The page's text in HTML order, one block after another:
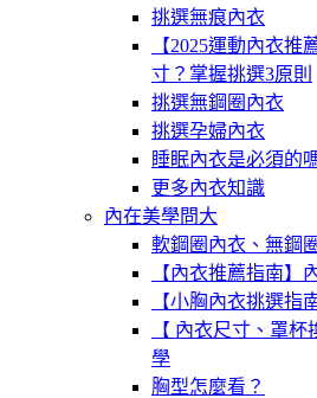
挑選無痕內衣
【2025運動內衣推
寸？掌握挑選3原則
挑選無鋼圈內衣
挑選孕婦內衣
睡眠內衣是必須的
更多內衣知識
內在美學問大
軟鋼圈內衣、無鋼
【內衣推薦指南】
【小胸內衣挑選指
【 內衣尺寸、罩
學
胸型怎麼看？